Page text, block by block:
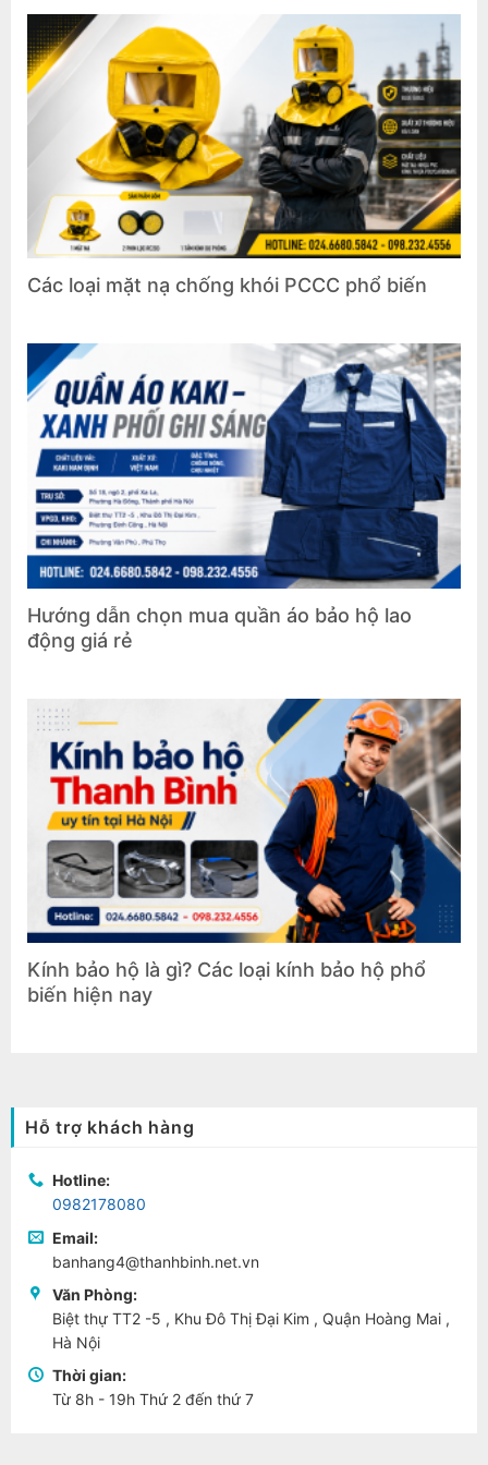
Các loại mặt nạ chống khói PCCC phổ biến
Hướng dẫn chọn mua quần áo bảo hộ lao
động giá rẻ
Kính bảo hộ là gì? Các loại kính bảo hộ phổ
biến hiện nay
Hỗ trợ khách hàng
Hotline:
0982178080
Email:
banhang4@thanhbinh.net.vn
Văn Phòng:
Biệt thự TT2 -5 , Khu Đô Thị Đại Kim , Quận Hoàng Mai ,
Hà Nội
Thời gian:
Từ 8h - 19h Thứ 2 đến thứ 7